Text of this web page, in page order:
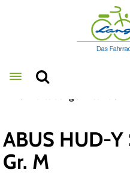
Toggle navigation
ABUS HUD-
Gr. M